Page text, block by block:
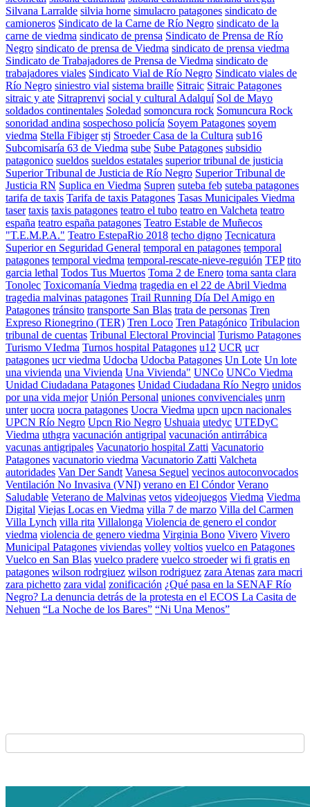
Silvana Larralde silvia horne simulacro patagones sindicato de
camioneros Sindicato de la Carne de Río Negro sindicato de la
carne de viedma sindicato de prensa Sindicato de Prensa de Río
Negro sindicato de prensa de Viedma sindicato de prensa viedma
Sindicato de Trabajadores de Prensa de Viedma sindicato de
trabajadores viales Sindicato Vial de Río Negro Sindicato viales de
Río Negro siniestro vial sistema braille Sitraic Sitraic Patagones
sitraic y ate Sitraprenvi social y cultural Adalquí Sol de Mayo
soldados continentales Soledad somoncura rock Somuncura Rock
sonoridad andina sospechoso policía Soyem Patagones soyem
viedma Stella Fibiger stj Stroeder Casa de la Cultura sub16
Subcomisaría 63 de Viedma sube Sube Patagones subsidio
patagonico sueldos sueldos estatales superior tribunal de justicia
Superior Tribunal de Justicia de Río Negro Superior Tribunal de
Justicia RN Suplica en Viedma Supren suteba feb suteba patagones
tarifa de taxis Tarifa de taxis Patagones Tasas Municipales Viedma
taser taxis taxis patagones teatro el tubo teatro en Valcheta teatro
españa teatro españa patagones Teatro Estable de Muñecos
"T.E.M.P.A." Teatro EstepaRio 2018 techo digno Tecnicatura
Superior en Seguridad General temporal en patagones temporal
patagones temporal viedma temporal-rescate-nieve-reguión TEP tito
garcia lethal Todos Tus Muertos Toma 2 de Enero toma santa clara
Tonolec Toxicomanía Viedma tragedia en el 22 de Abril Viedma
tragedia malvinas patagones Trail Running Día Del Amigo en
Patagones tránsito transporte San Blas trata de personas Tren
Expreso Rionegrino (TER) Tren Loco Tren Patagónico Tribulacion
tribunal de cuentas Tribunal Electoral Provincial Turismo Patagones
Turismo VIedma Turnos hospital Patagones u12 UCR ucr
patagones ucr viedma Udocba Udocba Patagones Un Lote Un lote
una vivienda una Vivienda Una Vivienda" UNCo UNCo Viedma
Unidad Ciudadana Patagones Unidad Ciudadana Río Negro unidos
por una vida mejor Unión Personal uniones convivenciales unrn
unter uocra uocra patagones Uocra Viedma upcn upcn nacionales
UPCN Río Negro Upcn Rio Negro Ushuaia utedyc UTEDyC
Viedma uthgra vacunación antigripal vacunación antirrábica
vacunas antigripales Vacunatorio hospital Zatti Vacunatorio
Patagones vacunatorio viedma Vacunatorio Zatti Valcheta
autoridades Van Der Sandt Vanesa Seguel vecinos autoconvocados
Ventilación No Invasiva (VNI) verano en El Cóndor Verano
Saludable Veterano de Malvinas vetos videojuegos Viedma Viedma
Digital Viejas Locas en Viedma villa 7 de marzo Villa del Carmen
Villa Lynch villa rita Villalonga Violencia de genero el condor
viedma violencia de genero viedma Virginia Bono Vivero Vivero
Municipal Patagones viviendas volley voltios vuelco en Patagones
Vuelco en San Blas vuelco pradere vuelco stroeder wi fi gratis en
patagones wilson rodrgiuez wilson rodriguez zara Atenas zara macri
zara pichetto zara vidal zonificación ¿Qué pasa en la SENAF Río
Negro? La denuncia detrás de la protesta en el ECOS La Casita de
Nehuen “La Noche de los Bares” “Ni Una Menos”